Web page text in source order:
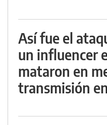
Así fue el
un influencer
mataron en
transmisión